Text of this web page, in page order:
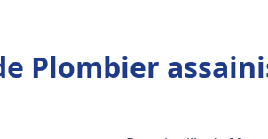
Plombier